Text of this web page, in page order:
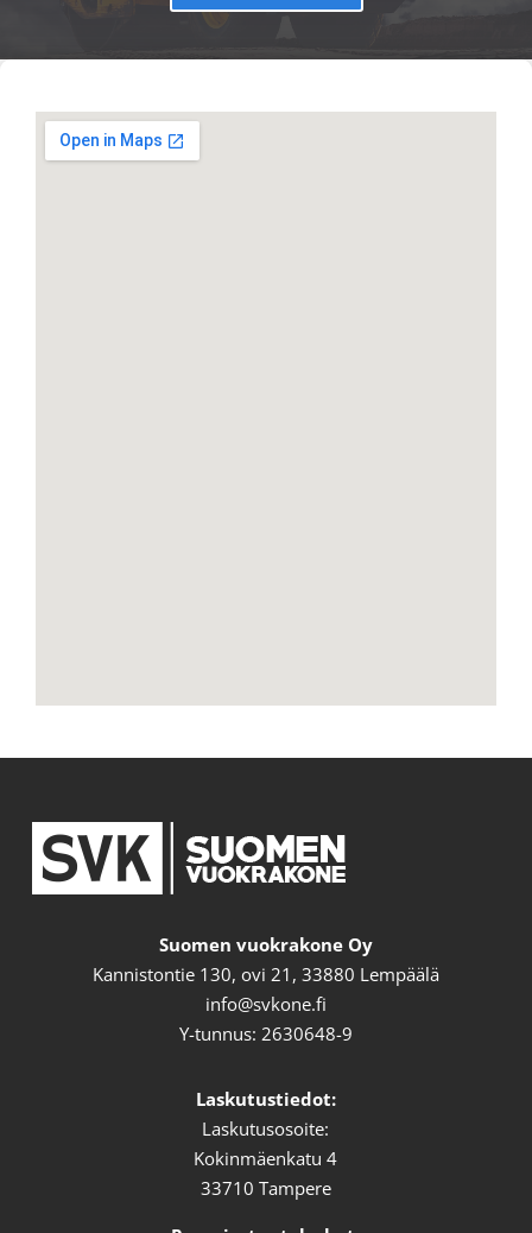
Suomen vuokrakone Oy
Kannistontie 130, ovi 21, 33880 Lempäälä
info@svkone.fi
Y-tunnus: 2630648-9
Laskutustiedot:
Laskutusosoite:
Kokinmäenkatu 4
33710 Tampere